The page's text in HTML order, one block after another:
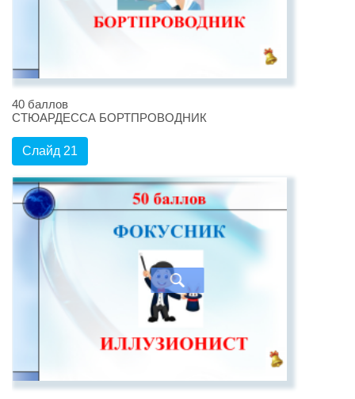
40 баллов
СТЮАРДЕССА БОРТПРОВОДНИК
Слайд 21